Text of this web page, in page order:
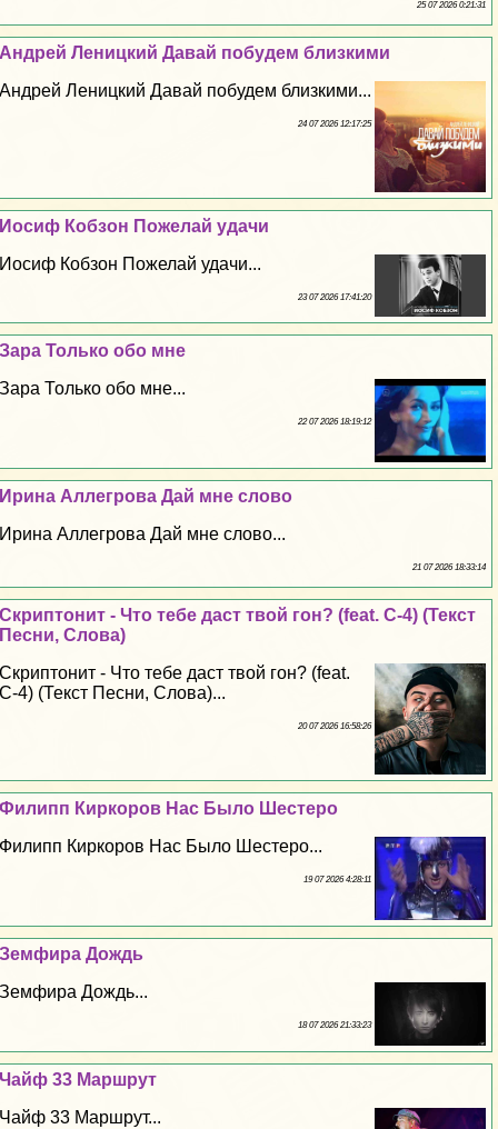
25 07 2026 0:21:31
Андрей Леницкий Давай побудем близкими
Андрей Леницкий Давай побудем близкими...
24 07 2026 12:17:25
Иосиф Кобзон Пожелай удачи
Иосиф Кобзон Пожелай удачи...
23 07 2026 17:41:20
Зара Только обо мне
Зара Только обо мне...
22 07 2026 18:19:12
Ирина Аллегрова Дай мне слово
Ирина Аллегрова Дай мне слово...
21 07 2026 18:33:14
Скриптонит - Что тебе даст твой гон? (feat. C-4) (Текст
Песни, Слова)
Скриптонит - Что тебе даст твой гон? (feat.
C-4) (Текст Песни, Слова)...
20 07 2026 16:58:26
Филипп Киркоров Нас Было Шестеро
Филипп Киркоров Нас Было Шестеро...
19 07 2026 4:28:11
Земфира Дождь
Земфира Дождь...
18 07 2026 21:33:23
Чайф 33 Маршрут
Чайф 33 Маршрут...